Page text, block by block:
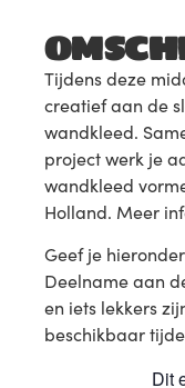
Dit
Tijdens deze
creatief aan de
wandkleed.
project werk je
wandkleed
Holland. Meer
Geef je
Deelname aan
en iets lekkers
beschikbaar